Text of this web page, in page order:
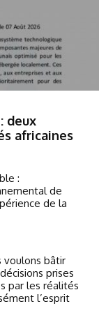
deux
africaines
:
de
de la
voulons bâtir
prises
par les réalités
l’esprit